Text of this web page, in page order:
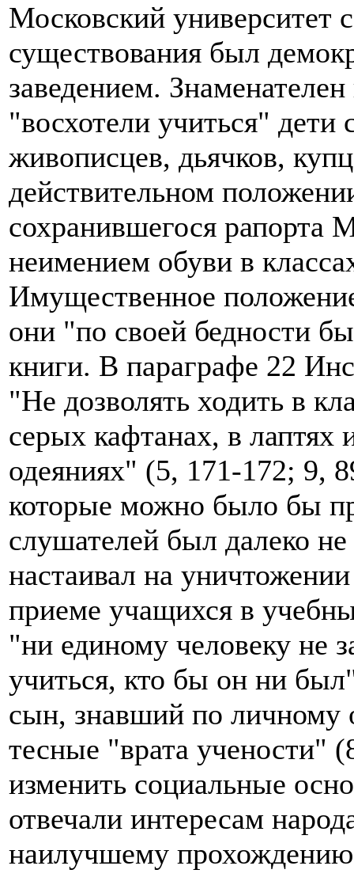
Московский университет
существования был
заведением.
"восхотели учиться" дети
живописцев, дьячков,
действительном
сохранившегося рапорта
неимением обуви в
Имущественное
они "по своей бедности
книги. В параграфе 22
"Не дозволять ходить в
серых кафтанах, в
одеяниях" (5, 171-172; 9,
которые можно было бы
слушателей был далеко
настаивал на
приеме учащихся в
"ни единому человеку не
учиться, кто бы он ни
сын, знавший по личному
тесные "врата учености"
изменить социальные
отвечали интересам
наилучшему